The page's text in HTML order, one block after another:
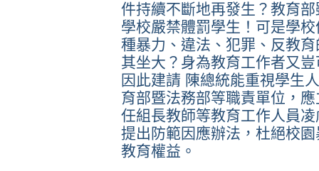
件持續不斷地再發生？教育
學校嚴禁體罰學生！可是學
種暴力、違法、犯罪、反教
其坐大？身為教育工作者又
因此建請 陳總統能重視學生
育部暨法務部等職責單位，
任組長教師等教育工作人員
提出防範因應辦法，杜絕校
教育權益。